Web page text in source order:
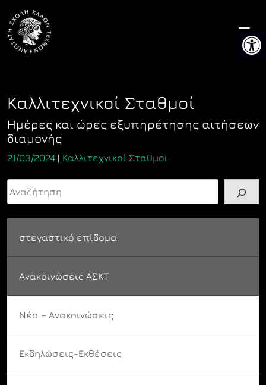
content
Καλλιτεχνικοί Σταθμοί
Ημέρες και ώρες εξυπηρέτησης αιτήσεων
διαμονής
21/03/2024 | Καλλιτεχνικοί Σταθμοί
Αναζήτηση
στεγαστικό επίδομα
Ανακοινώσεις ΑΣΚΤ
Νέα – Ανακοινώσεις
Εκδηλώσεις-Εκθέσεις